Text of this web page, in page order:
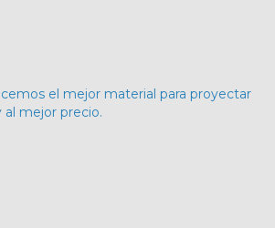
el mejor material para proyectar
al mejor precio.